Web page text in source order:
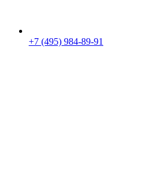
+7 (495) 984-89-91